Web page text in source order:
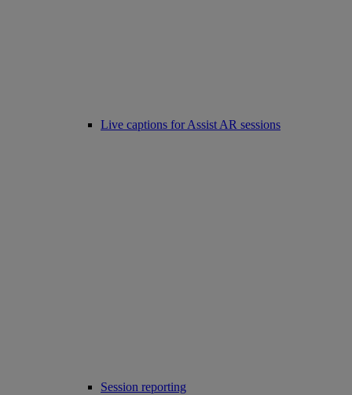
Live captions for Assist AR sessions
Session reporting